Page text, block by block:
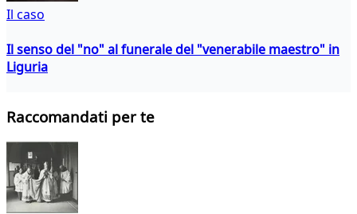
Il caso
Il senso del "no" al funerale del "venerabile maestro" in
Liguria
Raccomandati per te